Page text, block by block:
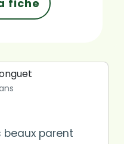
fiche
parent